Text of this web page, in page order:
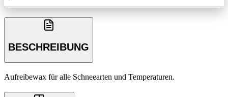
BESCHREIBUNG
Aufreibewax für alle Schneearten und Temperaturen.